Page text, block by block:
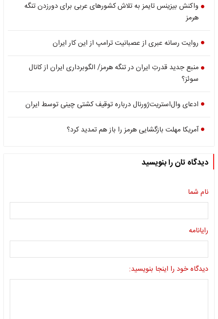
واکنش بیزینس تایمز به تلاش کشورهای عربی برای دورزدن تنگه
هرمز
روایت رسانه عبری از عصبانیت ترامپ از این کار ایران
منبع جدید قدرتِ ایران در تنگه هرمز/ الگوبرداری ایران از کانال
سوئز؟
ادعای وال‌استریت‌ژورنال درباره توقیف کشتی چینی توسط ایران
آمریکا مهلت بازگشایی هرمز را باز هم تمدید کرد؟
دیدگاه تان را بنویسید
نام شما
رایانامه
دیدگاه خود را اینجا بنویسید: